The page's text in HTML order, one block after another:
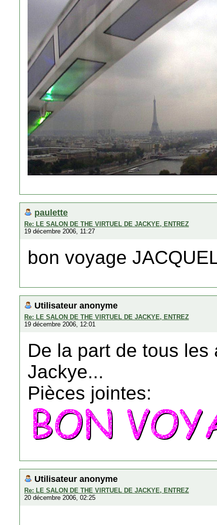
paulette
Re: LE SALON DE THE VIRTUEL DE JACKYE, ENTREZ
19 décembre 2006, 11:27
bon voyage
Utilisateur anonyme
Re: LE SALON DE THE VIRTUEL DE JACKYE, ENTREZ
19 décembre 2006, 12:01
De la part de tous
Jackye...
Pièces jointes:
Utilisateur anonyme
Re: LE SALON DE THE VIRTUEL DE JACKYE, ENTREZ
20 décembre 2006, 02:25